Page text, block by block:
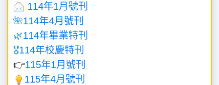
114年1月號刊
🌺114年4月號刊
🌿114年畢業特刊
🎖️114年校慶特刊
👉115年1月號刊
115年4月號刊